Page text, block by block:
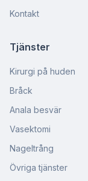
Kontakt
Tjänster
Kirurgi på huden
Bråck
Anala besvär
Vasektomi
Nageltrång
Övriga tjänster